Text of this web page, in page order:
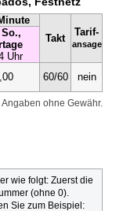
Takt
Tarif-
ansage
Uhr
60/60 nein
Angaben ohne Gewähr.
wie folgt: Zuerst die
(ohne 0).
Sie zum Beispiel: